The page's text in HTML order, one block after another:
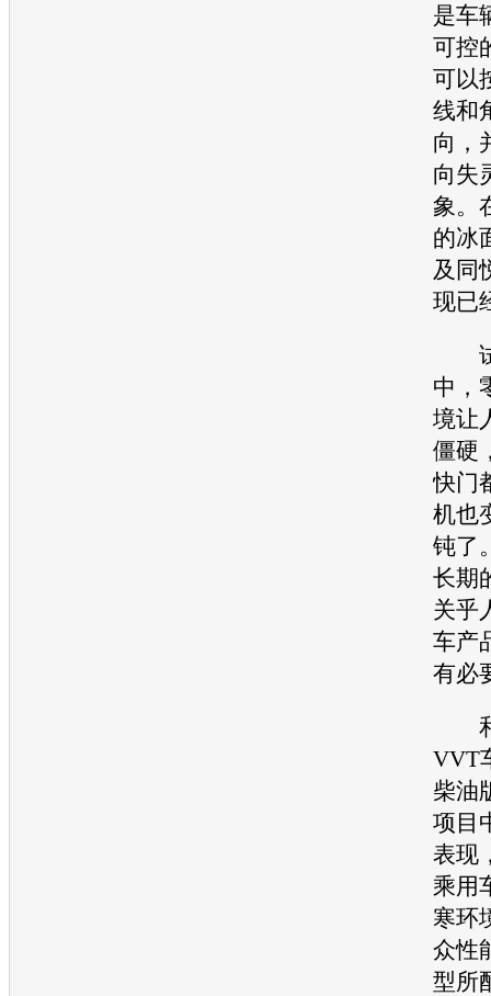
是车
可控
可以
线和
向，
向失
象。
的冰
及 同
现已
试
中，
境让
僵硬
快门
机也
钝了
长期
关乎
车产
有必
VVT
柴油
项目
表现
乘用
寒环
众性
型所